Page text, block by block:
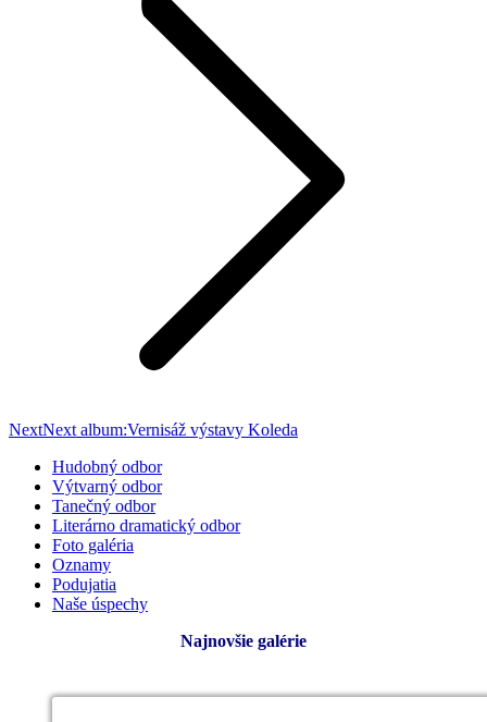
NextNext album:Vernisáž výstavy Koleda
Hudobný odbor
Výtvarný odbor
Tanečný odbor
Literárno dramatický odbor
Foto galéria
Oznamy
Podujatia
Naše úspechy
Najnovšie galérie